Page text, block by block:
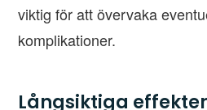
viktig för att övervaka
komplikationer.
Långsiktiga